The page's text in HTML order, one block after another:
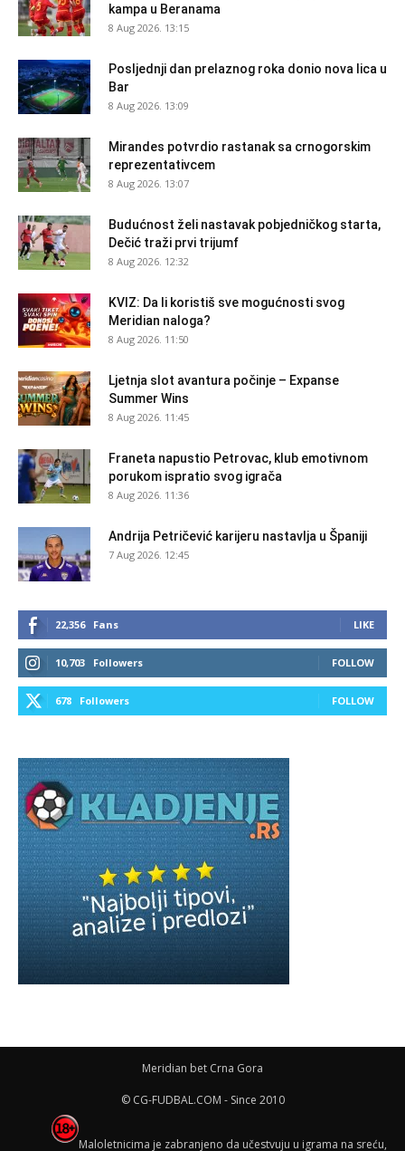
kampa u Beranama
8 Aug 2026. 13:15
Posljednji dan prelaznog roka donio nova lica u
Bar
8 Aug 2026. 13:09
Mirandes potvrdio rastanak sa crnogorskim
reprezentativcem
8 Aug 2026. 13:07
Budućnost želi nastavak pobjedničkog starta,
Dečić traži prvi trijumf
8 Aug 2026. 12:32
KVIZ: Da li koristiš sve mogućnosti svog
Meridian naloga?
8 Aug 2026. 11:50
Ljetnja slot avantura počinje – Expanse
Summer Wins
8 Aug 2026. 11:45
Franeta napustio Petrovac, klub emotivnom
porukom ispratio svog igrača
8 Aug 2026. 11:36
Andrija Petričević karijeru nastavlja u Španiji
7 Aug 2026. 12:45
22,356 Fans LIKE
10,703 Followers FOLLOW
678 Followers FOLLOW
Meridian bet Crna Gora
© CG-FUDBAL.COM - Since 2010
Maloletnicima je zabranjeno da učestvuju u igrama na sreću,